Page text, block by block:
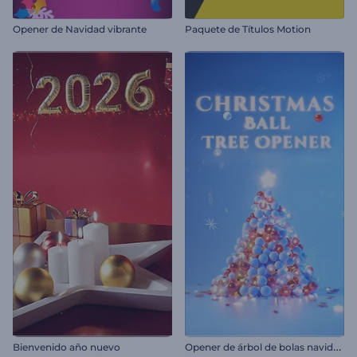
Opener de Navidad vibrante Paquete de Títulos Motion
Bienvenido año nuevo O
pener de árbol de bolas navideñas